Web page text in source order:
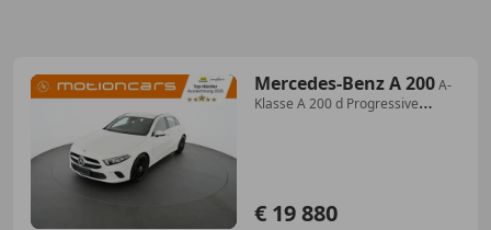
Mercedes-Benz A 200A-
Klasse A 200 d Progressive
€ 19 880